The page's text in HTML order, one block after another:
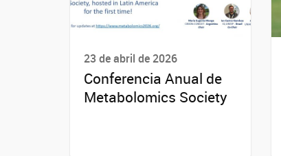
23 de abril de 2026
Conferencia Anual de
Metabolomics Society